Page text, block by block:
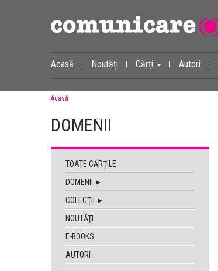
Acasă Noutăți Cărți Autori
Acasă
DOMENII
TOATE CĂRȚILE
DOMENII
COLECŢII
NOUTĂŢI
E-BOOKS
AUTORI